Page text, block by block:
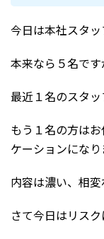
今日は本社スタ
本来なら５名です
最近１名のスタ
もう１名の方は
ケーションにな
内容は濃い、相
さて今日はリス